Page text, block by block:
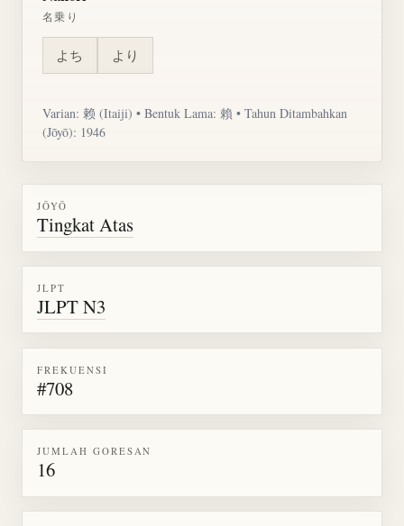
名乗り
よち より
Varian: 赖 (Itaiji) • Bentuk Lama: 賴 • Tahun Ditambahkan
(Jōyō): 1946
JŌYŌ
Tingkat Atas
JLPT
JLPT N3
FREKUENSI
#708
JUMLAH GORESAN
16